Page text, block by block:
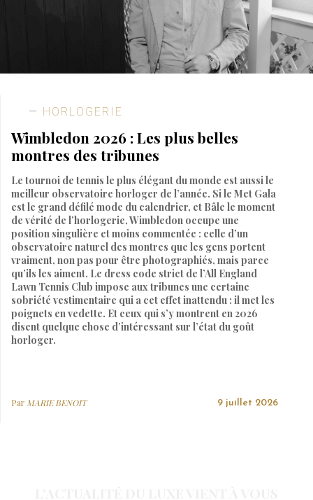
HORLOGERIE
Wimbledon 2026 : Les plus belles
montres des tribunes
Le tournoi de tennis le plus élégant du monde est aussi le
meilleur observatoire horloger de l’année. Si le Met Gala
est le grand défilé mode du calendrier, et Bâle le moment
de vérité de l’horlogerie, Wimbledon occupe une
position singulière et moins commentée : celle d’un
observatoire naturel des montres que les gens portent
vraiment, non pas pour être photographiés, mais parce
qu’ils les aiment. Le dress code strict de l’All England
Lawn Tennis Club impose aux tribunes une certaine
sobriété vestimentaire qui a cet effet inattendu : il met les
poignets en vedette. Et ceux qui s’y montrent en 2026
disent quelque chose d’intéressant sur l’état du goût
horloger.
ParMARIE BENOIT 9 juillet 2026